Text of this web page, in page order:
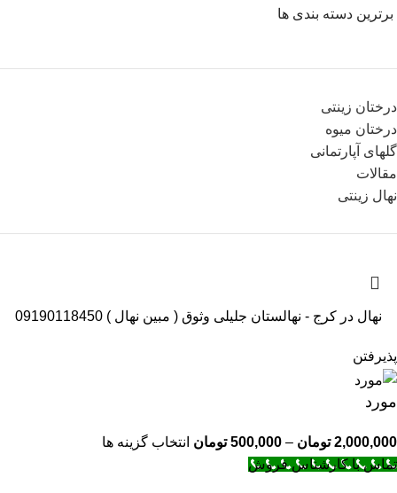
برترین دسته بندی ها
درختان زینتی
درختان میوه
گلهای آپارتمانی
مقالات
نهال زینتی
نهال در کرج - نهالستان جلیلی وثوق ( مبین نهال ) 09190118450
پذیرفتن
مورد
2,000,000 تومان –
500,000 تومان انتخاب گزینه ها
تماس با کارشناس فروش